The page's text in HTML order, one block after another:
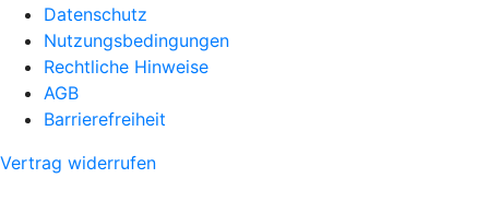
Datenschutz
Nutzungsbedingungen
Rechtliche Hinweise
AGB
Barrierefreiheit
Vertrag widerrufen